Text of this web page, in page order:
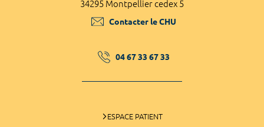
34295 Montpellier cedex 5
Contacter le CHU
04 67 33 67 33
ESPACE PATIENT